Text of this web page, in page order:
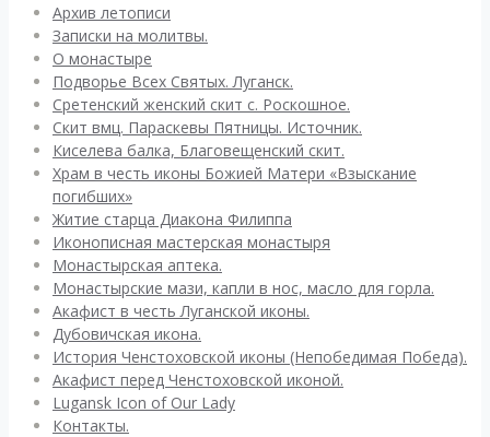
Архив летописи
Записки на молитвы.
О монастыре
Подворье Всех Святых. Луганск.
Сретенский женский скит с. Роскошное.
Скит вмц. Параскевы Пятницы. Источник.
Киселева балка, Благовещенский скит.
Храм в честь иконы Божией Матери «Взыскание
погибших»
Житие старца Диакона Филиппа
Иконописная мастерская монастыря
Монастырская аптека.
Монастырские мази, капли в нос, масло для горла.
Акафист в честь Луганской иконы.
Дубовичская икона.
История Ченстоховской иконы (Непобедимая Победа).
Акафист перед Ченстоховской иконой.
Lugansk Icon of Our Lady
Контакты.